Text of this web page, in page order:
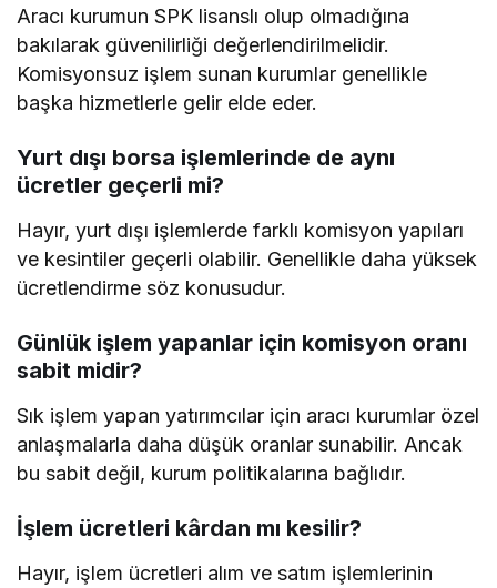
Aracı kurumun SPK lisanslı olup olmadığına
bakılarak güvenilirliği değerlendirilmelidir.
Komisyonsuz işlem sunan kurumlar genellikle
başka hizmetlerle gelir elde eder.
Yurt dışı borsa işlemlerinde de aynı
ücretler geçerli mi?
Hayır, yurt dışı işlemlerde farklı komisyon yapıları
ve kesintiler geçerli olabilir. Genellikle daha yüksek
ücretlendirme söz konusudur.
Günlük işlem yapanlar için komisyon oranı
sabit midir?
Sık işlem yapan yatırımcılar için aracı kurumlar özel
anlaşmalarla daha düşük oranlar sunabilir. Ancak
bu sabit değil, kurum politikalarına bağlıdır.
İşlem ücretleri kârdan mı kesilir?
Hayır, işlem ücretleri alım ve satım işlemlerinin